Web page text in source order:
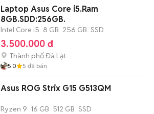
Laptop Asus Core i5.Ram
8GB.SDD:256GB.
Intel Core i5 8 GB 256 GB SSD
3.500.000 đ
Thành phố Đà Lạt
5.0 5 đã bán
Asus ROG Strix G15 G513QM
Ryzen 9 16 GB 512 GB SSD